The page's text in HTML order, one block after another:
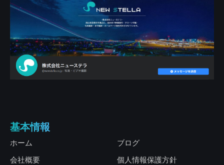
基本情報
ホーム
会社概要
ブログ
個人情報保護方針